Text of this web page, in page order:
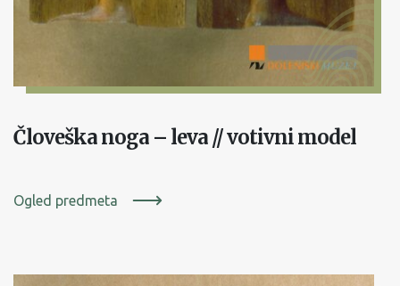
Človeška noga – leva // votivni model
Ogled predmeta